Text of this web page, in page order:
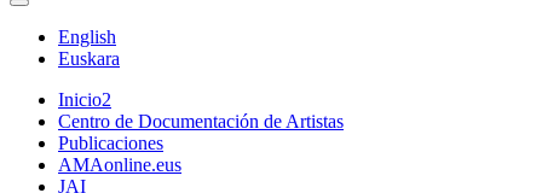
English
Euskara
Inicio2
Centro de Documentación de Artistas
Publicaciones
AMAonline.eus
JAI